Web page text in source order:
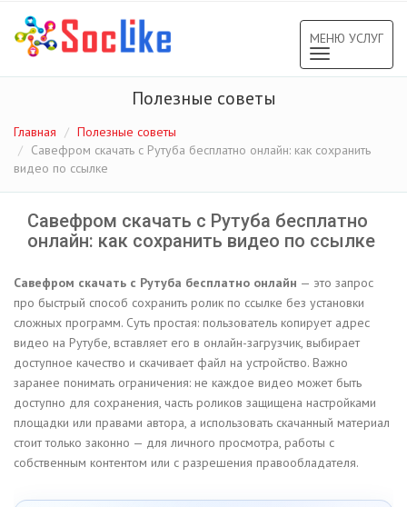
МЕНЮ УСЛУГ
navigation
Полезные советы
Главная
Полезные советы
Савефром скачать с Рутуба бесплатно онлайн: как сохранить
видео по ссылке
Савефром скачать с Рутуба бесплатно
онлайн: как сохранить видео по ссылке
Савефром скачать с Рутуба бесплатно онлайн — это запрос
про быстрый способ сохранить ролик по ссылке без установки
сложных программ. Суть простая: пользователь копирует адрес
видео на Рутубе, вставляет его в онлайн-загрузчик, выбирает
доступное качество и скачивает файл на устройство. Важно
заранее понимать ограничения: не каждое видео может быть
доступно для сохранения, часть роликов защищена настройками
площадки или правами автора, а использовать скачанный материал
стоит только законно — для личного просмотра, работы с
собственным контентом или с разрешения правообладателя.